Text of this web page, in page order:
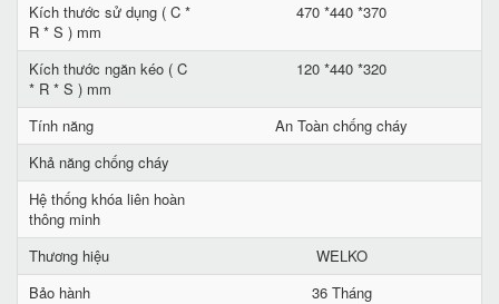
Kích thước sử dụng ( C *
R * S ) mm
470 *440 *370
Kích thước ngăn kéo ( C
* R * S ) mm
120 *440 *320
Tính năng
An Toàn chống cháy
Khả năng chống cháy
Hệ thống khóa liên hoàn
thông minh
Thương hiệu
WELKO
Bảo hành
36 Tháng